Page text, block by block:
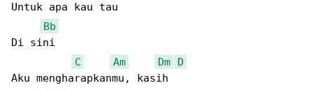
Untuk apa kau tau
Bb
Di sini
C
Am Dm
D
Aku mengharapkanmu, kasih